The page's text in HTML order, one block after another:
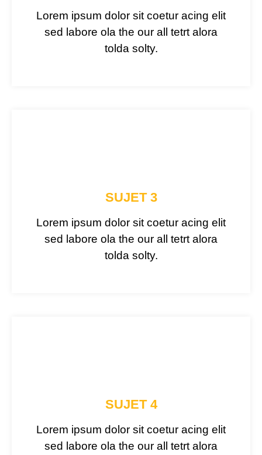
Lorem ipsum dolor sit coetur acing elit
sed labore ola the our all tetrt alora
tolda solty.
SUJET 3
Lorem ipsum dolor sit coetur acing elit
sed labore ola the our all tetrt alora
tolda solty.
SUJET 4
Lorem ipsum dolor sit coetur acing elit
sed labore ola the our all tetrt alora